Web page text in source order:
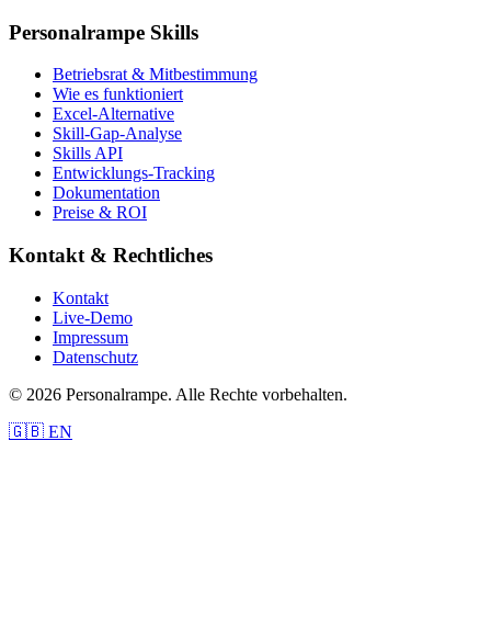
Personalrampe Skills
Betriebsrat & Mitbestimmung
Wie es funktioniert
Excel-Alternative
Skill-Gap-Analyse
Skills API
Entwicklungs-Tracking
Dokumentation
Preise & ROI
Kontakt & Rechtliches
Kontakt
Live-Demo
Impressum
Datenschutz
© 2026 Personalrampe. Alle Rechte vorbehalten.
🇬🇧 EN